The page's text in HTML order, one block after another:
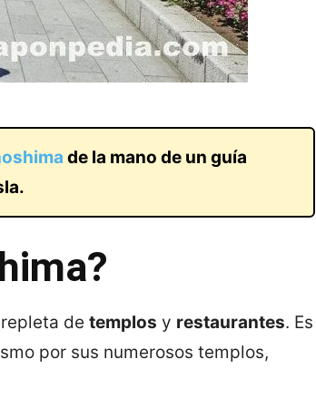
de la mano de un guía
de templos y restaurantes. Es
por sus numerosos templos,